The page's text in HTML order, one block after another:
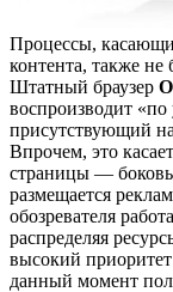
Процессы,
контента, также
Штатный браузер
воспроизводит
присутствующий на
Впрочем, это
страницы —
размещается
обозревателя
распределяя
высокий
данный момент